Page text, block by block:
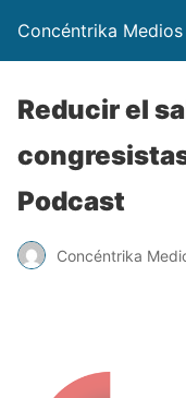
Concéntrika Medios
Reducir el
Podcast
Concéntrika